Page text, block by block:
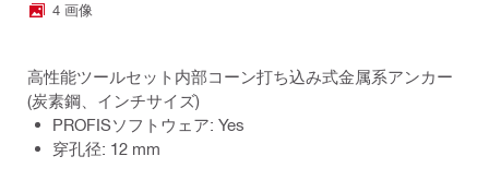
4 画像
高性能ツールセット内部コーン打ち込み式金属系アンカー
(炭素鋼、インチサイズ)
PROFISソフトウェア: Yes
穿孔径: 12 mm